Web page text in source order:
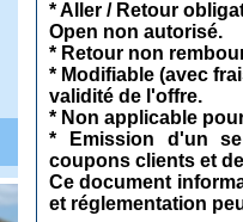
* Aller / Retour
Open non autorisé.
* Retour non
* Modifiable (avec
validité de l'offre.
* Non applicable
* Emission d'un
coupons clients et
Ce document
et réglementation